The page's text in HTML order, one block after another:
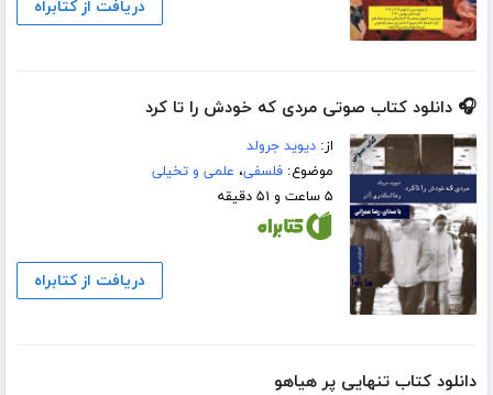
دریافت از کتابراه
🎧 دانلود کتاب صوتی مردی که خودش را تا کرد
از:دیوید جرولد
موضوع:فلسفی، علمی و تخیلی
۵ ساعت و ۵۱ دقیقه
دریافت از کتابراه
دانلود کتاب تنهایی پر هیاهو